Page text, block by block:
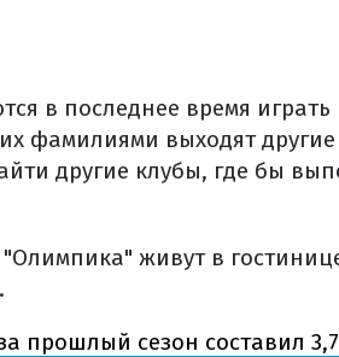
в последнее время
фамилиями выходят
другие клубы, где бы
живут в
прошлый сезон составил